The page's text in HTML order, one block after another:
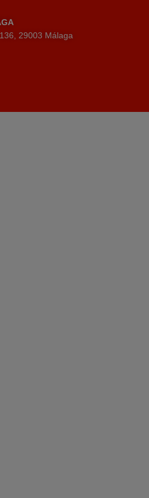
29003 Málaga